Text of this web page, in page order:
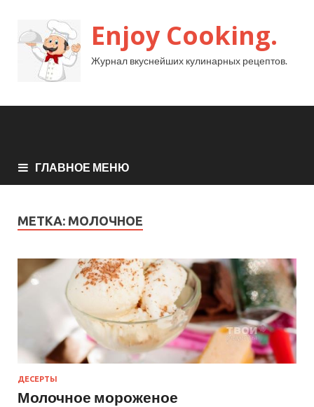
Enjoy Cooking.
Журнал вкуснейших кулинарных рецептов.
ГЛАВНОЕ МЕНЮ
МЕТКА: МОЛОЧНОЕ
ДЕСЕРТЫ
Молочное мороженое